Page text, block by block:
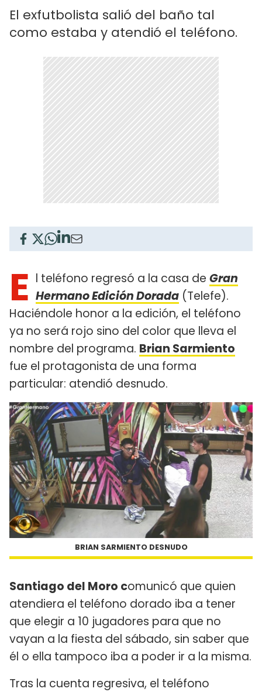
El exfutbolista salió del baño tal
como estaba y atendió el teléfono.
E l teléfono regresó a la casa de Gran
Hermano Edición Dorada (Telefe).
Haciéndole honor a la edición, el teléfono
ya no será rojo sino del color que lleva el
nombre del programa. Brian Sarmiento
fue el protagonista de una forma
particular: atendió desnudo.
BRIAN SARMIENTO DESNUDO
Santiago del Moro comunicó que quien
atendiera el teléfono dorado iba a tener
que elegir a 10 jugadores para que no
vayan a la fiesta del sábado, sin saber que
él o ella tampoco iba a poder ir a la misma.
Tras la cuenta regresiva, el teléfono